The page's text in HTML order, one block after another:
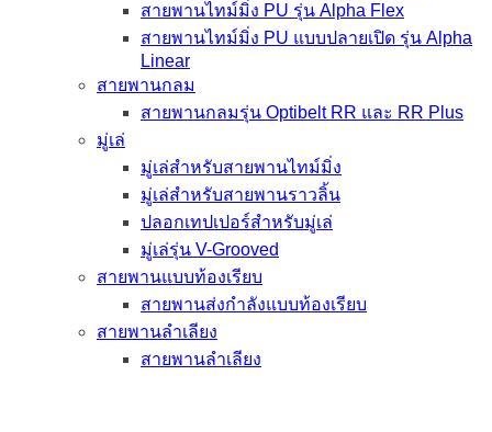
สายพานไทม์มิ่ง PU รุ่น Alpha Flex
สายพานไทม์มิ่ง PU แบบปลายเปิด รุ่น Alpha
Linear
สายพานกลม
สายพานกลมรุ่น Optibelt RR และ RR Plus
มู่เล่
มู่เล่สำหรับสายพานไทม์มิ่ง
มู่เล่สำหรับสายพานราวลิ้น
ปลอกเทปเปอร์สำหรับมู่เล่
มู่เล่รุ่น V-Grooved
สายพานแบบท้องเรียบ
สายพานส่งกำลังแบบท้องเรียบ
สายพานลำเลียง
สายพานลำเลียง